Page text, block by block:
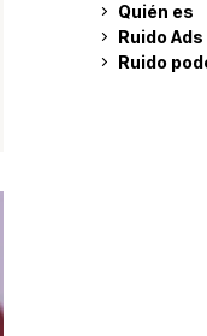
Quién es
Ruido Ads
Ruido